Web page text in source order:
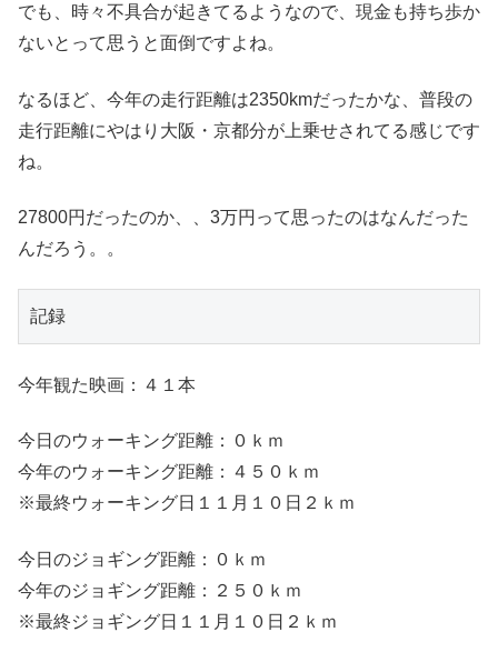
でも、時々不具合が起きてるようなので、現金も持ち歩か
ないとって思うと面倒ですよね。
なるほど、今年の走行距離は2350kmだったかな、普段の
走行距離にやはり大阪・京都分が上乗せされてる感じです
ね。
27800円だったのか、、3万円って思ったのはなんだった
んだろう。。
記録
今年観た映画：４１本
今日のウォーキング距離：０ｋｍ
今年のウォーキング距離：４５０ｋｍ
※最終ウォーキング日１１月１０日２ｋｍ
今日のジョギング距離：０ｋｍ
今年のジョギング距離：２５０ｋｍ
※最終ジョギング日１１月１０日２ｋｍ